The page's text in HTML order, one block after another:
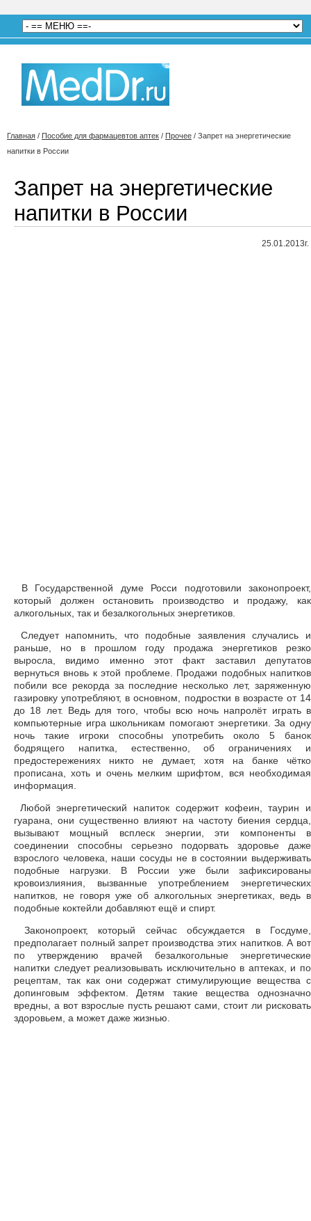
Главная / Пособие для фармацевтов аптек / Прочее / Запрет на энергетические
напитки в России
Запрет на энергетические
напитки в России
25.01.2013г.
В Государственной думе Росси подготовили законопроект,
который должен остановить производство и продажу, как
алкогольных, так и безалкогольных энергетиков.
Следует напомнить, что подобные заявления случались и
раньше, но в прошлом году продажа энергетиков резко
выросла, видимо именно этот факт заставил депутатов
вернуться вновь к этой проблеме. Продажи подобных напитков
побили все рекорда за последние несколько лет, заряженную
газировку употребляют, в основном, подростки в возрасте от 14
до 18 лет. Ведь для того, чтобы всю ночь напролёт играть в
компьютерные игра школьникам помогают энергетики. За одну
ночь такие игроки способны употребить около 5 банок
бодрящего напитка, естественно, об ограничениях и
предостережениях никто не думает, хотя на банке чётко
прописана, хоть и очень мелким шрифтом, вся необходимая
информация.
Любой энергетический напиток содержит кофеин, таурин и
гуарана, они существенно влияют на частоту биения сердца,
вызывают мощный всплеск энергии, эти компоненты в
соединении способны серьезно подорвать здоровье даже
взрослого человека, наши сосуды не в состоянии выдерживать
подобные нагрузки. В России уже были зафиксированы
кровоизлияния, вызванные употреблением энергетических
напитков, не говоря уже об алкогольных энергетиках, ведь в
подобные коктейли добавляют ещё и спирт.
Законопроект, который сейчас обсуждается в Госдуме,
предполагает полный запрет производства этих напитков. А вот
по утверждению врачей безалкогольные энергетические
напитки следует реализовывать исключительно в аптеках, и по
рецептам, так как они содержат стимулирующие вещества с
допинговым эффектом. Детям такие вещества однозначно
вредны, а вот взрослые пусть решают сами, стоит ли рисковать
здоровьем, а может даже жизнью.